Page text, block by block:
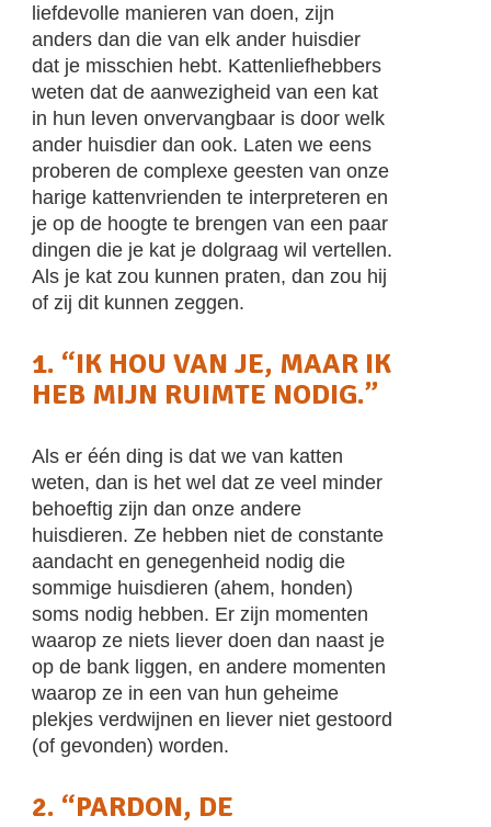
liefdevolle manieren van doen, zijn
anders dan die van elk ander huisdier
dat je misschien hebt. Kattenliefhebbers
weten dat de aanwezigheid van een kat
in hun leven onvervangbaar is door welk
ander huisdier dan ook. Laten we eens
proberen de complexe geesten van onze
harige kattenvrienden te interpreteren en
je op de hoogte te brengen van een paar
dingen die je kat je dolgraag wil vertellen.
Als je kat zou kunnen praten, dan zou hij
of zij dit kunnen zeggen.
1. “IK HOU VAN JE, MAAR IK
HEB MIJN RUIMTE NODIG.”
Als er één ding is dat we van katten
weten, dan is het wel dat ze veel minder
behoeftig zijn dan onze andere
huisdieren. Ze hebben niet de constante
aandacht en genegenheid nodig die
sommige huisdieren (ahem, honden)
soms nodig hebben. Er zijn momenten
waarop ze niets liever doen dan naast je
op de bank liggen, en andere momenten
waarop ze in een van hun geheime
plekjes verdwijnen en liever niet gestoord
(of gevonden) worden.
2. “PARDON, DE